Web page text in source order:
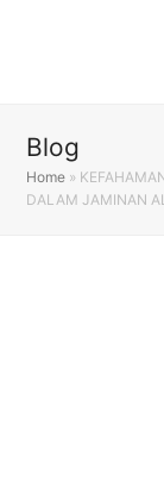
Blog
Home »
DALAM JAMINAN